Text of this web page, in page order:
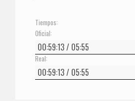
Tiempos:
Oficial:
Real: